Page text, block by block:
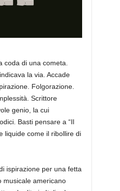
coda di una cometa.
la via. Accade
Folgorazione.
Scrittore
genio, la cui
Basti pensare a “Il
liquide come il ribollire di
ispirazione per una fetta
musicale americano